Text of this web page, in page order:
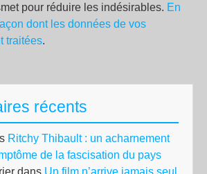
pour réduire les indésirables. En
dont les données de vos
traitées.
récents
Ritchy Thibault : un acharnement
de la fascisation du pays
dans Un film n’arrive jamais seul